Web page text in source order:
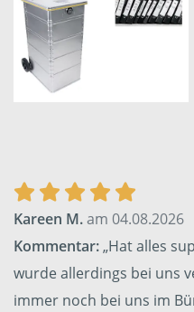
Kareen M.am 04.08.2026
Kommentar:„Hat alles
wurde allerdings bei uns
immer noch bei uns im